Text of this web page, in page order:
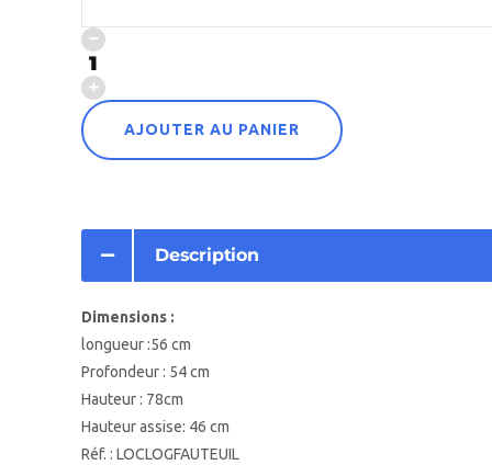
AJOUTER AU PANIER
Description
Dimensions :
longueur :56 cm
Profondeur : 54 cm
Hauteur : 78cm
Hauteur assise: 46 cm
Réf. : LOCLOGFAUTEUIL